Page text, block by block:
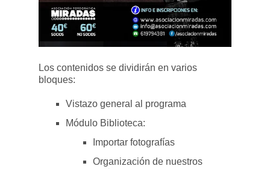
Los contenidos se dividirán en varios
bloques:
Vistazo general al programa
Módulo Biblioteca:
Importar fotografías
Organización de nuestros